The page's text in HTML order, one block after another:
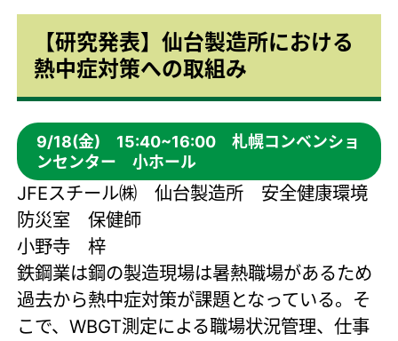
【研究発表】仙台製造所における
熱中症対策への取組み
9/18(金) 15:40~16:00 札幌コンベンショ
ンセンター 小ホール
JFEスチール㈱ 仙台製造所 安全健康環境
防災室 保健師
小野寺 梓
鉄鋼業は鋼の製造現場は暑熱職場があるため
過去から熱中症対策が課題となっている。そ
こで、WBGT測定による職場状況管理、仕事